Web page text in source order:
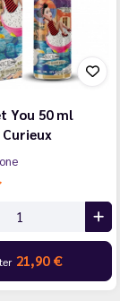
You 50 ml
Curieux
21,90 €